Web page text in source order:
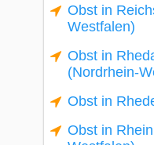
Obst in
Westfalen)
Obst in
(Nordrhein-
Obst in
Obst in